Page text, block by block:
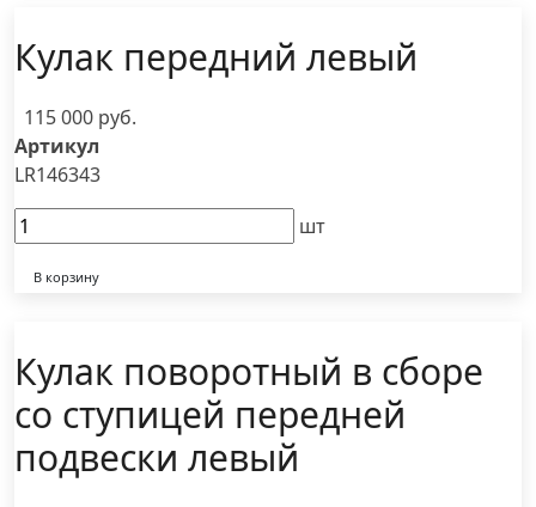
Кулак передний левый
115 000 руб.
Артикул
LR146343
шт
В корзину
Кулак поворотный в сборе
со ступицей передней
подвески левый